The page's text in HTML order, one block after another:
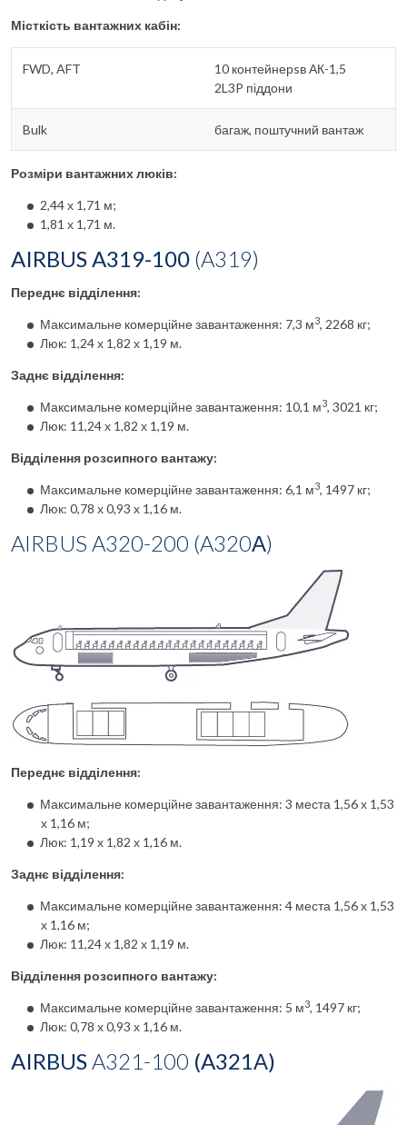
Місткість вантажних кабін:
FWD, AFT
10 контейнерsв АК-1,5
2L3P піддони
Bulk багаж, поштучний вантаж
Розміри вантажних люків:
2,44 х 1,71 м;
1,81 х 1,71 м.
AIRBUS A319-100 (A31 9)
Переднє відділення:
Максимальне комерційне завантаження: 7,3 м3, 2268 кг;
Люк: 1,24 х 1,82 х 1,19 м.
Заднє відділення:
Максимальне комерційне завантаження: 10,1 м3, 3021 кг;
Люк: 11,24 х 1,82 х 1,19 м.
Відділення розсипного вантажу:
Максимальне комерційне завантаження: 6,1 м3, 1497 кг;
Люк: 0,78 х 0,93 х 1,16 м.
AIRBUS A320-200 (A320А)
Переднє відділення:
Максимальне комерційне завантаження: 3 места 1,56 х 1,53
х 1,16 м;
Люк: 1,19 х 1,82 х 1,16 м.
Заднє відділення:
Максимальне комерційне завантаження: 4 места 1,56 х 1,53
х 1,16 м;
Люк: 11,24 х 1,82 х 1,19 м.
Відділення розсипного вантажу:
Максимальне комерційне завантаження: 5 м3, 1497 кг;
Люк: 0,78 х 0,93 х 1,16 м.
AIRBUSA321-100 (A321А)